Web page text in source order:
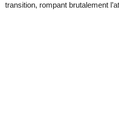
transition, rompant brutalement